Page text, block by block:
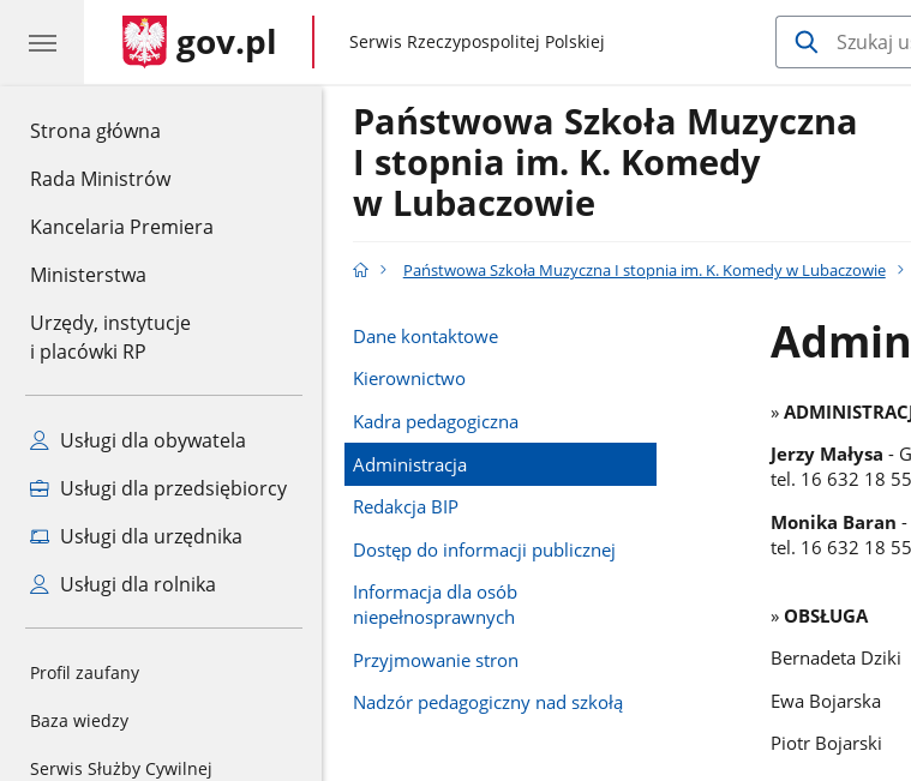
Strona główna
Rada Ministrów
Kancelaria Premiera
Ministerstwa
Urzędy, instytucje
i placówki RP
Usługi dla obywatela
Usługi dla przedsiębiorcy
Usługi dla urzędnika
Usługi dla rolnika
Profil zaufany
Baza wiedzy
Serwis Służby Cywilnej
gov.pl gov.pl
Serwis Rzeczypospolitej Polskiej
Państwowa Szkoła Muzyczna
I stopnia im. K. Komedy
w Lubaczowie
Państwowa Szkoła Muzyczna I stopnia im. K. Komedy w Lubaczowie
Dane kontaktowe
Kierownictwo
Kadra pedagogiczna
Administracja
Redakcja BIP
Dostęp do informacji publicznej
Informacja dla osób
niepełnosprawnych
Przyjmowanie stron
Nadzór pedagogiczny nad szkołą
»
Jerzy Małysa-
tel. 16 632 18
Monika Baran
tel. 16 632 18
»OBSŁUGA
Bernadeta Dziki
Ewa Bojarska
Piotr Bojarski